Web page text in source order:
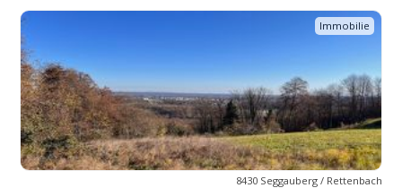
Immobilie
8430 Seggauberg / Rettenbach